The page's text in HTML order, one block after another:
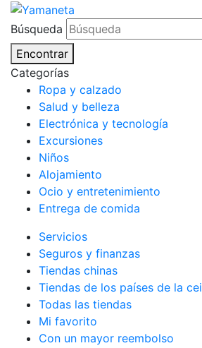
Búsqueda
Encontrar
Categorías
Ropa y calzado
Salud y belleza
Electrónica y tecnología
Excursiones
Niños
Alojamiento
Ocio y entretenimiento
Entrega de comida
Servicios
Seguros y finanzas
Tiendas chinas
Tiendas de los países de la cei
Todas las tiendas
Mi favorito
Con un mayor reembolso